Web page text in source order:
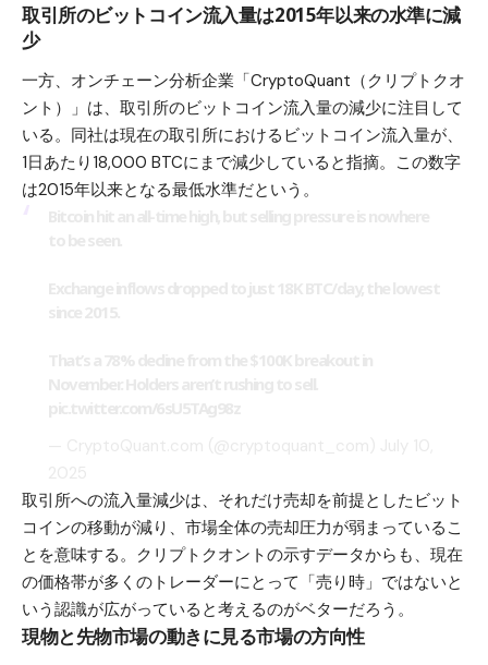
取引所のビットコイン流入量は2015年以来の水準に減
少
一方、オンチェーン分析企業「CryptoQuant（クリプトクオ
ント） 」は、取引所のビットコイン流入量の減少に注目して
いる。同社は現在の取引所におけるビットコイン流入量が、
1日あたり18,000 BTCにまで減少していると指摘。この数字
は2015年以来となる最低水準だという。
取引所への流入量減少は、それだけ売却を前提としたビット
コインの移動が減り、市場全体の売却圧力が弱まっているこ
とを意味する。クリプトクオントの示すデータからも、現在
の価格帯が多くのトレーダーにとって「売り時」ではないと
いう認識が広がっていると考えるのがベターだろう。
現物と先物市場の動きに見る市場の方向性